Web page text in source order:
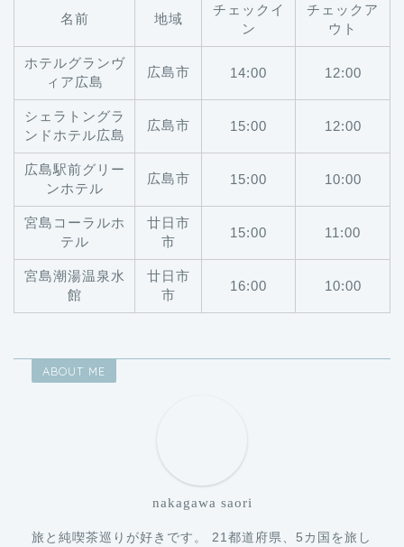
名前 地域
チェックイ
ン
チェックア
ウト
ホテルグランヴ
ィア広島
広島市 14:00 12:00
シェラトングラ
ンドホテル広島
広島市 15:00 12:00
広島駅前グリー
ンホテル
広島市 15:00 10:00
宮島コーラルホ
テル
廿日市
市
15:00 11:00
宮島潮湯温泉水
館
廿日市
市
16:00 10:00
ABOUT ME
nakagawa saori
旅と純喫茶巡りが好きです。 21都道府県、5カ国を旅し